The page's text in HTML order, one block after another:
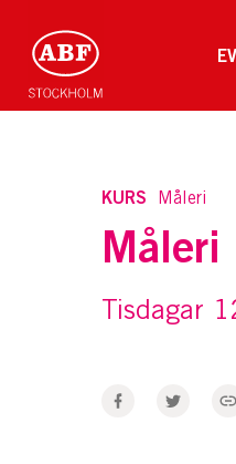
KURS Måleri
Tisdagar